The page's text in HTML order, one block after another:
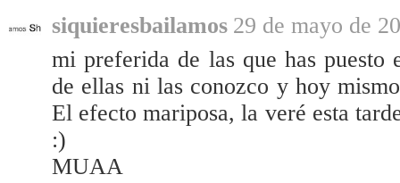
siquieresbailamos 29 de mayo de
mi preferida de las que has puesto
de ellas ni las conozco y hoy
El efecto mariposa, la veré esta
:)
MUAA